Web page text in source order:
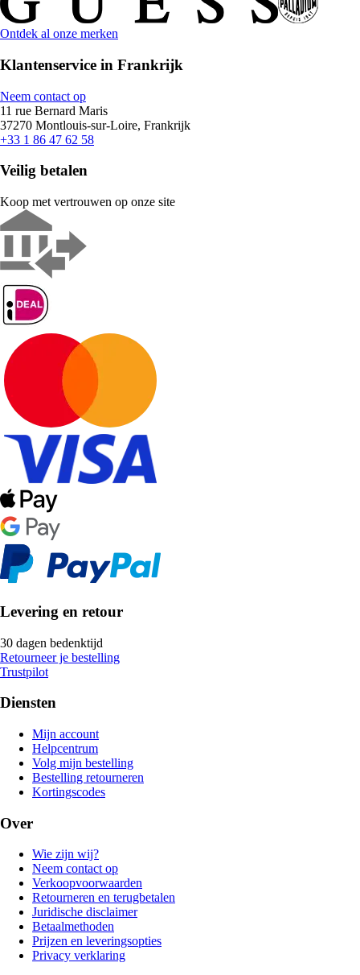
Ontdek al onze merken
Klantenservice in Frankrijk
Neem contact op
11 rue Bernard Maris
37270 Montlouis-sur-Loire, Frankrijk
+33 1 86 47 62 58
Veilig betalen
Koop met vertrouwen op onze site
Levering en retour
30 dagen bedenktijd
Retourneer je bestelling
Trustpilot
Diensten
Mijn account
Helpcentrum
Volg mijn bestelling
Bestelling retourneren
Kortingscodes
Over
Wie zijn wij?
Neem contact op
Verkoopvoorwaarden
Retourneren en terugbetalen
Juridische disclaimer
Betaalmethoden
Prijzen en leveringsopties
Privacy verklaring